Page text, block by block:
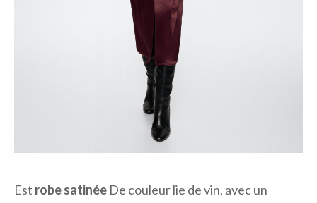
Est robe satinée De couleur lie de vin, avec un